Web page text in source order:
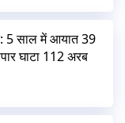
5 साल में आयात 39
घाटा 112 अरब